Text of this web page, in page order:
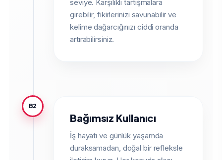
seviye. Karşılıklı tartışmalara
girebilir, fikirlerinizi savunabilir ve
kelime dağarcığınızı ciddi oranda
artırabilirsiniz.
B2
Bağımsız Kullanıcı
İş hayatı ve günlük yaşamda
duraksamadan, doğal bir refleksle